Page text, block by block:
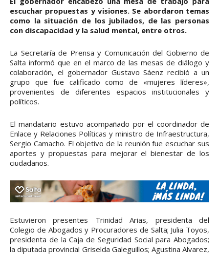
escuchar propuestas y visiones. Se abordaron temas
como la situación de los jubilados, de las personas
con discapacidad y la salud mental, entre otros.
La Secretaría de Prensa y Comunicación del Gobierno de
Salta informó que en el marco de las mesas de diálogo y
colaboración, el gobernador Gustavo Sáenz recibió a un
grupo que fue calificado como de «mujeres líderes»,
provenientes de diferentes espacios institucionales y
políticos.
El mandatario estuvo acompañado por el coordinador de
Enlace y Relaciones Políticas y ministro de Infraestructura,
Sergio Camacho. El objetivo de la reunión fue escuchar sus
aportes y propuestas para mejorar el bienestar de los
ciudadanos.
Estuvieron presentes Trinidad Arias, presidenta del
Colegio de Abogados y Procuradores de Salta; Julia Toyos,
presidenta de la Caja de Seguridad Social para Abogados;
la diputada provincial Griselda Galeguillos; Agustina Alvarez,